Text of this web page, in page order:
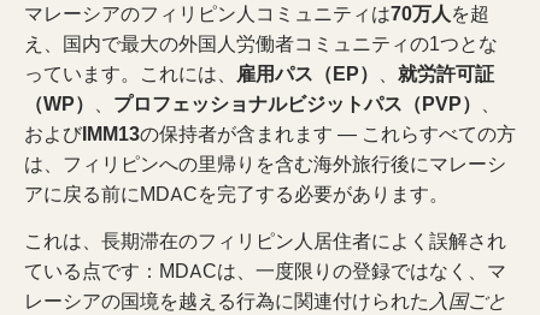
マレーシアのフィリピン人コミュニティは70万人を超
え、国内で最大の外国人労働者コミュニティの1つとな
っています。これには、 雇用パス（EP） 、 就労許可証
（WP） 、 プロフェッショナルビジットパス（PVP） 、
およびIMM13の保持者が含まれます — これらすべての方
は、フィリピンへの里帰りを含む海外旅行後にマレーシ
アに戻る前にMDACを完了する必要があります。
これは、長期滞在のフィリピン人居住者によく誤解され
ている点です：MDACは、一度限りの登録ではなく、マ
レーシアの国境を越える行為に関連付けられた入国ごと